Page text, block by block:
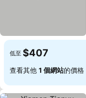
低至 $407
查看其他 1 個網站的價格